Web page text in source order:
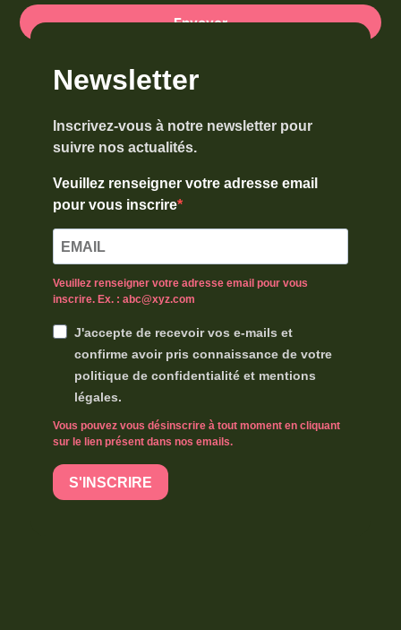
Envoyer
Newsletter
Inscrivez-vous à notre newsletter pour
suivre nos actualités.
Veuillez renseigner votre adresse email
pour vous inscrire
Veuillez renseigner votre adresse email pour vous
inscrire. Ex. : abc@xyz.com
J'accepte de recevoir vos e-mails et
confirme avoir pris connaissance de votre
politique de confidentialité et mentions
légales.
Vous pouvez vous désinscrire à tout moment en cliquant
sur le lien présent dans nos emails.
S'INSCRIRE